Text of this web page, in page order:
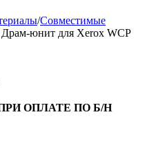
/Совместимые
юнит для Xerox WCP
ОПЛАТЕ ПО Б/Н